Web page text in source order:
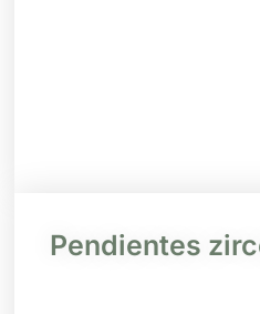
Pendientes